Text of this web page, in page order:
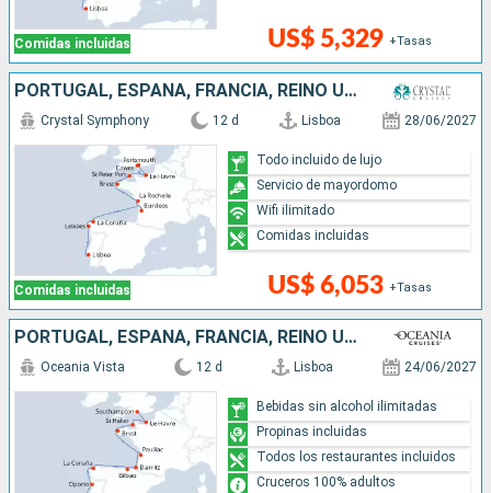
Comidas incluidas US$ 5,329 +Tasas
PORTUGAL, ESPAÑA, FRANCIA, REINO UNIDO
Comidas incluidas
Crystal Symphony 12 d Lisboa 28/06/2027
US$ 6,053 +Tasas
Todo incluido de lujo
Servicio de mayordomo
Wifi ilimitado
Comidas incluidas
PORTUGAL, ESPAÑA, FRANCIA, REINO UNIDO
Oceania Vista 12 d Lisboa 24/06/2027
Bebidas sin alcohol ilimitadas
Propinas incluidas
Todos los restaurantes incluidos
Cruceros 100% adultos